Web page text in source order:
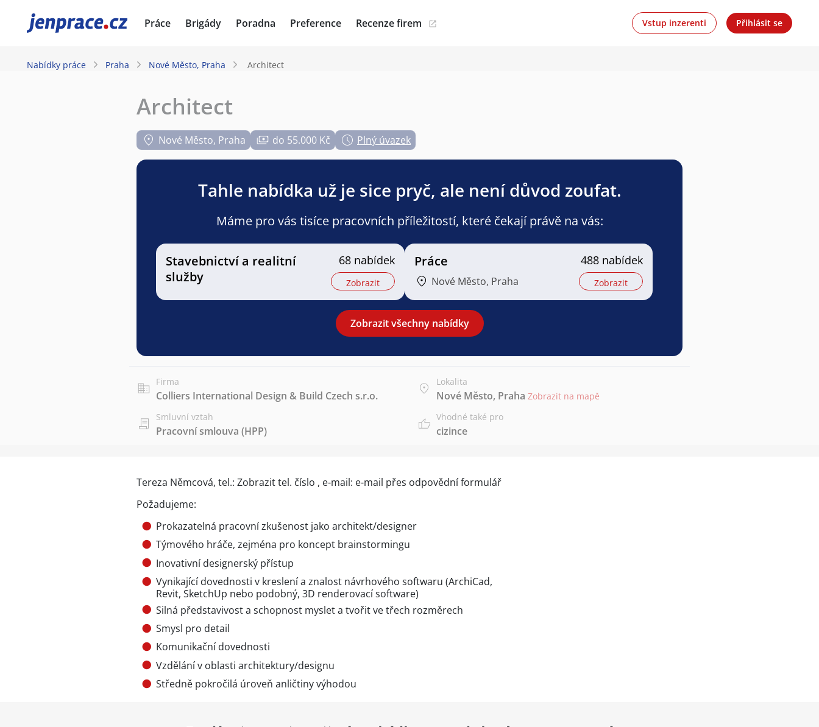
JenPráce.cz Práce Brigády Poradna Preference Recenze firem Vstup inzerenti Přihlásit se
Nabídky práce Praha Nové Město, Praha Architect
Architect
Nové Město, Praha do 55.000 Kč Plný úvazek
Tahle nabídka už je sice pryč, ale není důvod zoufat.
Máme pro vás tisíce pracovních příležitostí, které čekají právě na vás:
Stavebnictví a realitní
služby
68 nabídek
Zobrazit
Práce
Nové Město, Praha
488 nabídek
Zobrazit
Zobrazit všechny nabídky
Firma
Colliers International Design & Build Czech s.r.o.
Lokalita
Nové Město, Praha Zobrazit na mapě
Smluvní vztah
Pracovní smlouva (HPP)
Vhodné také pro
cizince
Tereza Němcová, tel.: Zobrazit tel. číslo , e-mail: e-mail přes odpovědní formulář
Požadujeme:
Prokazatelná pracovní zkušenost jako architekt/designer
Týmového hráče, zejména pro koncept brainstormingu
Inovativní designerský přístup
Vynikající dovednosti v kreslení a znalost návrhového softwaru (ArchiCad,
Revit, SketchUp nebo podobný, 3D renderovací software)
Silná představivost a schopnost myslet a tvořit ve třech rozměrech
Smysl pro detail
Komunikační dovednosti
Vzdělání v oblasti architektury/designu
Středně pokročilá úroveň anličtiny výhodou